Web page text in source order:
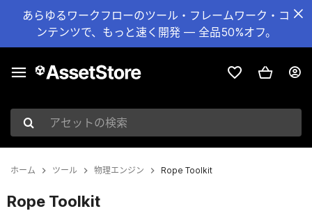
あらゆるワークフローのツール・フレームワーク・コ
ンテンツで、もっと速く開発 — 全品50%オフ。
アセットの検索
ホーム ツール 物理エンジン Rope Toolkit
Rope Toolkit